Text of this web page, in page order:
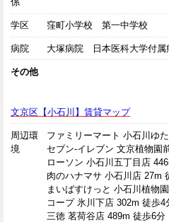
学区 窪町小学校 第一中学校
病院 大塚病院 日本医科大学付属
その他
文京区【小石川】賃貸マップ
周辺環
境
ファミリーマート 小石川ゆ
セブン-イレブン 文京植物園
ローソン 小石川五丁目店
肉のハナマサ 小石川店 27m
まいばすけっと 小石川植物
コープ 氷川下店 302m 徒歩4
三徳 茗荷谷店 489m 徒歩6分